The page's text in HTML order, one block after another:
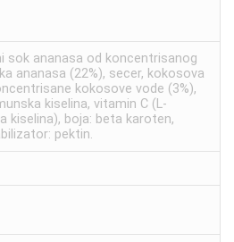
sok ananasa od koncentrisanog
ananasa (22%), secer, kokosova
kokosove vode (3%),
kiselina, vitamin C (L-
kiselina), boja: beta karoten,
pektin.